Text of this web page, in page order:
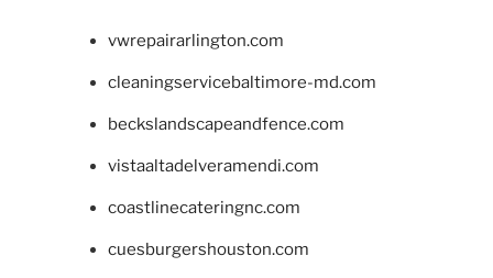
vwrepairarlington.com
cleaningservicebaltimore-md.com
beckslandscapeandfence.com
vistaaltadelveramendi.com
coastlinecateringnc.com
cuesburgershouston.com